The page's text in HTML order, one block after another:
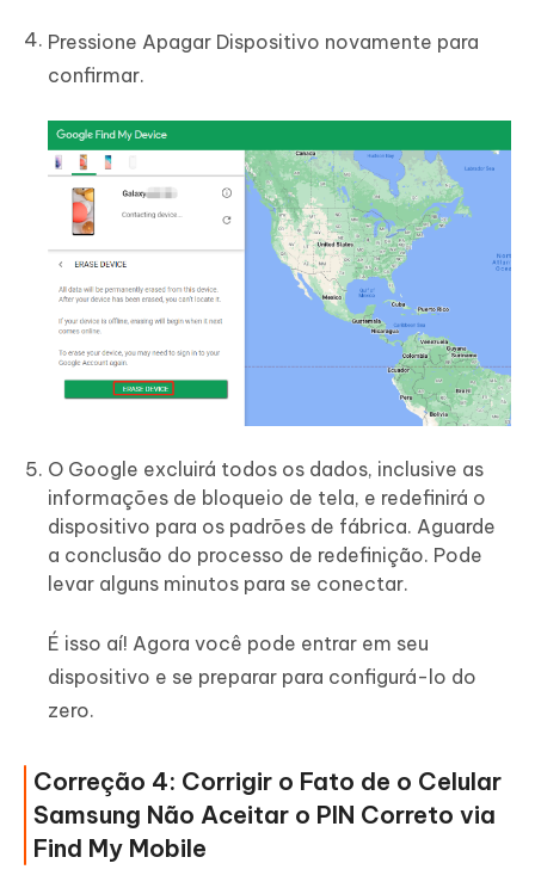
Pressione Apagar Dispositivo novamente para
confirmar.
O Google excluirá todos os dados, inclusive as
informações de bloqueio de tela, e redefinirá o
dispositivo para os padrões de fábrica. Aguarde
a conclusão do processo de redefinição. Pode
levar alguns minutos para se conectar.
É isso aí! Agora você pode entrar em seu
dispositivo e se preparar para configurá-lo do
zero.
Correção 4: Corrigir o Fato de o Celular
Samsung Não Aceitar o PIN Correto via
Find My Mobile